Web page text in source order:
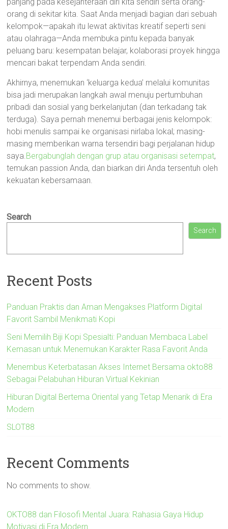
orang di sekitar kita. Saat Anda menjadi bagian dari sebuah
kelompok—apakah itu lewat aktivitas kreatif seperti seni
atau olahraga—Anda membuka pintu kepada banyak
peluang baru: kesempatan belajar, kolaborasi proyek hingga
mencari bakat terpendam Anda sendiri.
Akhirnya, menemukan ‘keluarga kedua’ melalui komunitas
bisa jadi merupakan langkah awal menuju pertumbuhan
pribadi dan sosial yang berkelanjutan (dan terkadang tak
terduga). Saya pernah menemui berbagai jenis kelompok:
hobi menulis sampai ke organisasi nirlaba lokal; masing-
masing memberikan warna tersendiri bagi perjalanan hidup
saya.Bergabunglah dengan grup atau organisasi setempat,
temukan passion Anda, dan biarkan diri Anda tersentuh oleh
kekuatan kebersamaan.
Search
Search
Recent Posts
Panduan Praktis dan Aman Mengakses Platform Digital
Favorit Sambil Menikmati Kopi
Seni Memilih Biji Kopi Spesialti: Panduan Membaca Label
Kemasan untuk Menemukan Karakter Rasa Favorit Anda
Menembus Keterbatasan Akses Internet Bersama okto88
Sebagai Pelabuhan Hiburan Virtual Kekinian
Hiburan Digital Bertema Oriental yang Tetap Menarik di Era
Modern
SLOT88
Recent Comments
No comments to show.
OKTO88 dan Filosofi Mental Juara: Rahasia Gaya Hidup
Motivasi di Era Modern